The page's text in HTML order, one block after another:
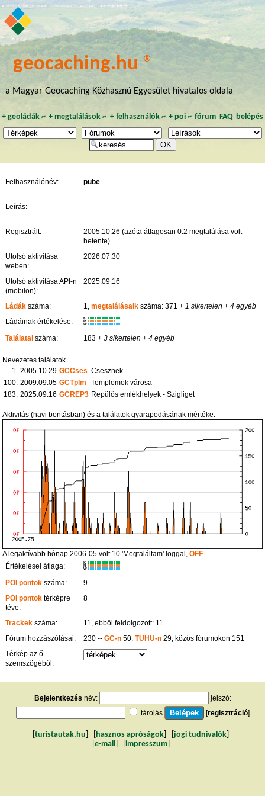
geocaching.hu ®
a Magyar Geocaching Közhasznú Egyesület hivatalos oldala
+ geoládák~ +megtalálások ~ + felhasználók~ + poi~ fórum FAQ belépés
Felhasználónév: pube
Leírás:
Regisztrált:
2005.10.26 (azóta átlagosan 0.2 megtalálása volt
hetente)
Utolsó aktivitása
weben:
2026.07.30
Utolsó aktivitása API-n
(mobilon):
2025.09.16
Ládák száma: 1,megtalálásaik száma: 371 + 1 sikertelen + 4 egyéb
Ládáinak értékelése:
K
R
W
Találatai száma: 183 + 3 sikertelen + 4 egyéb
Nevezetes találatok
1.
2005.10.29 GCCses Csesznek
100. 2009.09.05 GCTplm
Templomok városa
183. 2025.09.16 GCREP3 Repülős emlékhelyek - Szigliget
Aktivitás (havi bontásban) és a találatok gyarapodásának mértéke:
A legaktívabb hónap 2006-05 volt 10 'Megtaláltam' loggal,OFF
Értékelései átlaga:
K
R
W
POI pontok száma:
9
POI pontok térképre
téve:
8
Trackek száma:
11, ebből feldolgozott: 11
Fórum hozzászólásai:
230 --GC-n 50,TUHU-n 29, közös fórumokon 151
Térkép az ő
szemszögéből:
Bejelentkezés név:
jelszó:
tárolás
[regisztráció]
turistautak.hu hasznos apróságok jogi tudnivalók
e-mail impresszum]